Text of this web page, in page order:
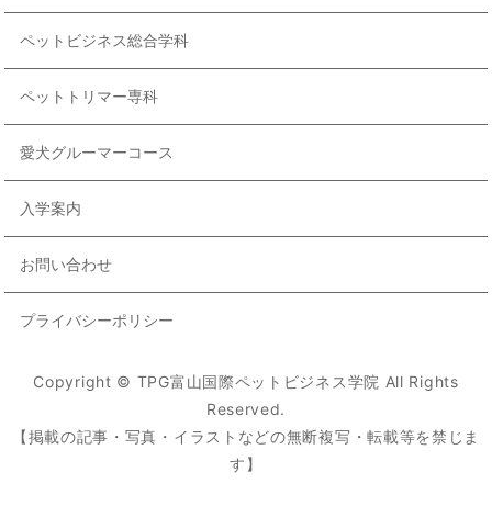
ペットビジネス総合学科
ペットトリマー専科
愛犬グルーマーコース
入学案内
お問い合わせ
プライバシーポリシー
Copyright © TPG富山国際ペットビジネス学院 All Rights
Reserved.
【掲載の記事・写真・イラストなどの無断複写・転載等を禁じま
す】